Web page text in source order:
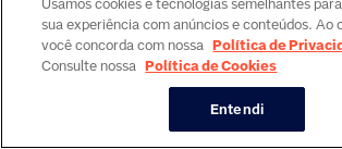
Usamos cookies e tecnologias semelhantes
sua experiência com anúncios e conteúdos. Ao
você concorda com nossa Política de
Consulte nossa Política de Cookies
Entendi